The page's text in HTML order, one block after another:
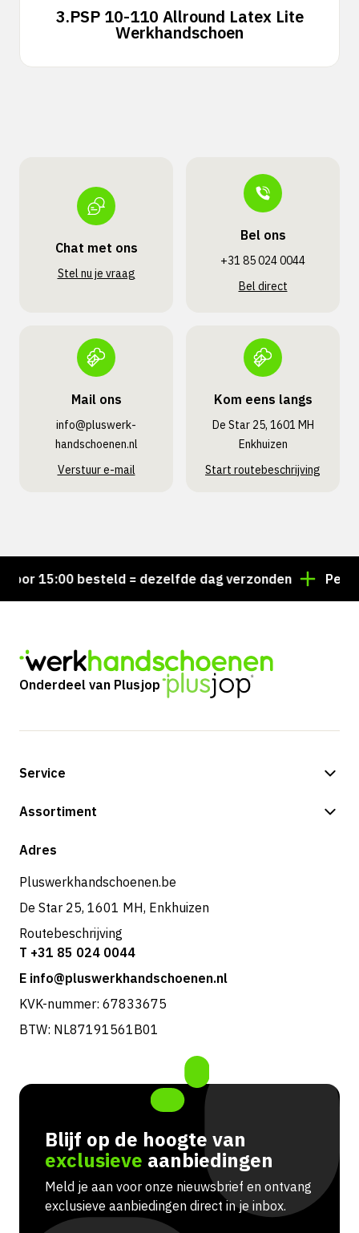
3.PSP 10-110 Allround Latex Lite
Werkhandschoen
Chat met ons
Stel nu je vraag
Bel ons
+31 85 024 0044
Bel direct
Mail ons
info@pluswerk­
handschoenen.nl
Verstuur e-mail
Kom eens langs
De Star 25, 1601 MH
Enkhuizen
Start routebeschrijving
15:00 besteld = dezelfde dag verzonden
Onderdeel van Plusjop
Service
Betalingsmogelijkheden
Retouren & service
Assortiment
Shop
Adres
Pluswerkhandschoenen.be
De Star 25, 1601 MH, Enkhuizen
Routebeschrijving
T +31 85 024 0044
E info@pluswerkhandschoenen.nl
KVK-nummer: 67833675
BTW: NL87191561B01
Blijf op de hoogte van
exclusieve aanbiedingen
Meld je aan voor onze nieuwsbrief en ontvang
exclusieve aanbiedingen direct in je inbox.